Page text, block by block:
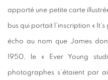
apporté une petite carte
bus qui portait l’inscription «
écho au nom que James
1950, le « Ever Young
photographes s’étaient par